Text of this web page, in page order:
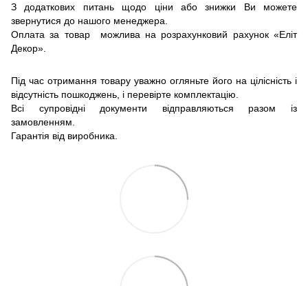
З додаткових питань щодо ціни або знижки Ви можете
звернутися до нашого менеджера.
Оплата за товар можлива на розрахунковий рахунок «Еліт
Декор».
Під час отримання товару уважно огляньте його на цілісність і
відсутність пошкоджень, і перевірте комплектацію.
Всі супровідні документи відправляються разом із
замовленням.
Гарантія від виробника.